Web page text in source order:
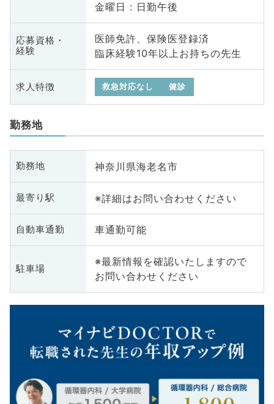
金曜日 : 日勤午後
応募資格・
経験
医師免許、保険医登録済
臨床経験10年以上お持ちの先生
求人特徴 救急対応なし 健診
勤務地
勤務地 神奈川県海老名市
最寄り駅 ※詳細はお問い合わせください
自動車通勤 車通勤可能
駐車場
※最新情報を確認いたしますので
お問い合わせください